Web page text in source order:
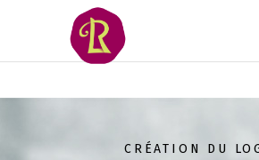
CRÉATION DU